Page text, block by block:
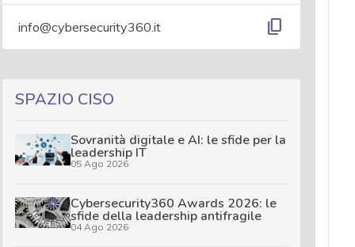
info@cybersecurity360.it content_copy
SPAZIO CISO
Sovranità digitale e AI: le sfide per la
leadership IT
05 Ago 2026
Cybersecurity360 Awards 2026: le
sfide della leadership antifragile
04 Ago 2026